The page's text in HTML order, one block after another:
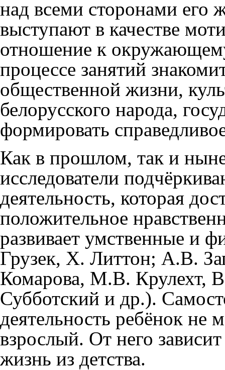
над всеми сторонами его
выступают в качестве
отношение к
процессе занятий
общественной жизни,
белорусского народа,
формировать
Как в прошлом, так и
исследователи
деятельность, которая
положительное
развивает умственные и
Грузек, X. Литтон; А.В.
Комарова, М.В. Крулехт,
Субботский и др.).
деятельность ребёнок не
взрослый. От него
жизнь из детства.